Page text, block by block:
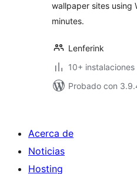
wallpaper sites using
minutes.
Lenferink
10+
Probado con
Acerca de
Noticias
Hosting